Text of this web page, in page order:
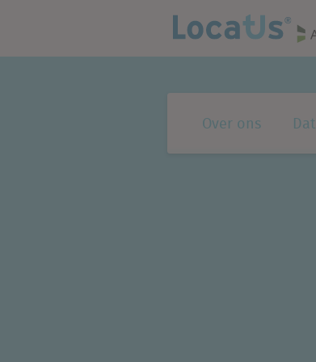
Over ons